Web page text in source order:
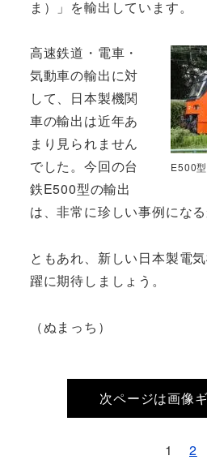
ま）」を輸出しています。
E500
高速鉄道・電車・
気動車の輸出に対
して、日本製機関
車の輸出は近年あ
まり見られません
でした。今回の台
鉄E500型の輸出
は、非常に珍しい事例になる
ともあれ、新しい日本製電
躍に期待しましょう。
（ぬまっち）
次ページは画像
1 2